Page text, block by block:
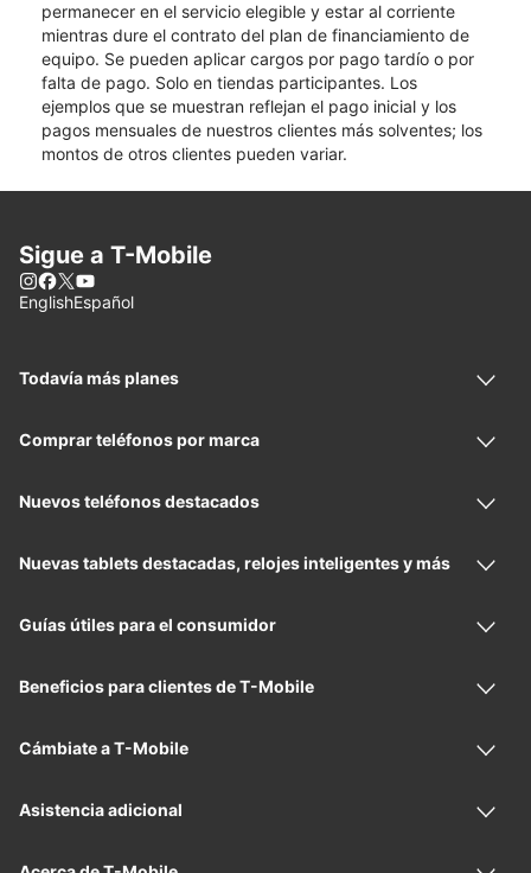
permanecer en el servicio elegible y estar al corriente
mientras dure el contrato del plan de financiamiento de
equipo. Se pueden aplicar cargos por pago tardío o por
falta de pago. Solo en tiendas participantes. Los
ejemplos que se muestran reflejan el pago inicial y los
pagos mensuales de nuestros clientes más solventes; los
montos de otros clientes pueden variar.